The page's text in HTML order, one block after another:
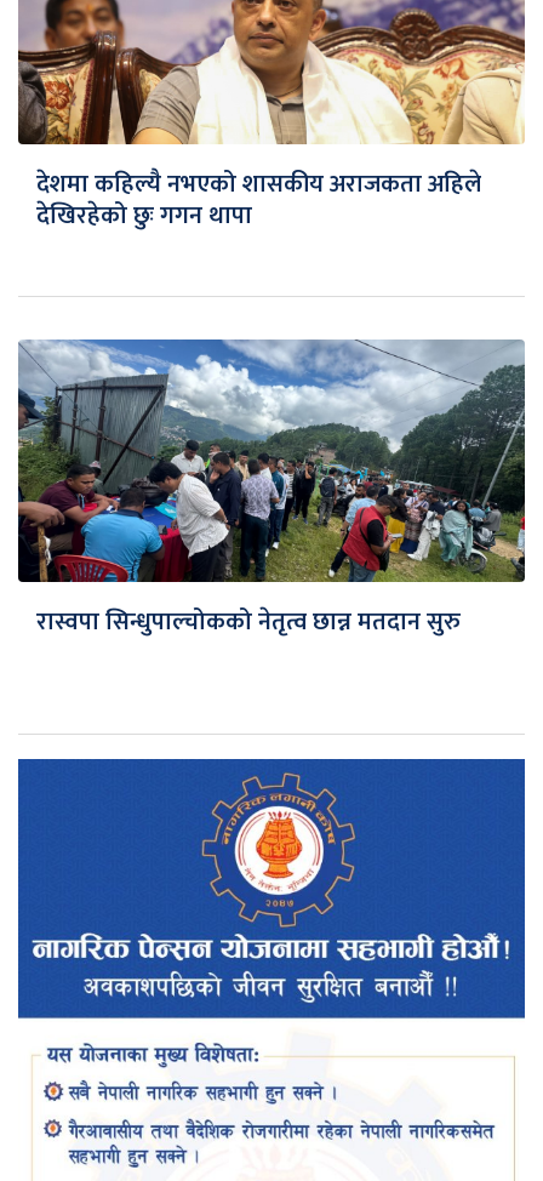
देशमा कहिल्यै नभएको शासकीय अराजकता अहिले
देखिरहेको छुः गगन थापा
रास्वपा सिन्धुपाल्चोकको नेतृत्व छान्न मतदान सुरु